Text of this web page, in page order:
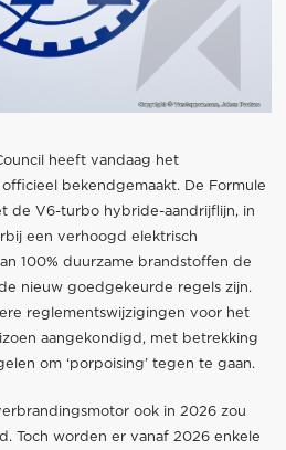
heeft vandaag het
bekendgemaakt. De Formule
de V6-turbo hybride-aandrijflijn, in
een verhoogd elektrisch
100% duurzame brandstoffen de
nieuw goedgekeurde regels zijn.
reglementswijzigingen voor het
aangekondigd, met betrekking
om ‘porpoising’ tegen te gaan.
ook in 2026 zou
Toch worden er vanaf 2026 enkele